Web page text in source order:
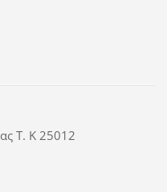
Τ. Κ 25012